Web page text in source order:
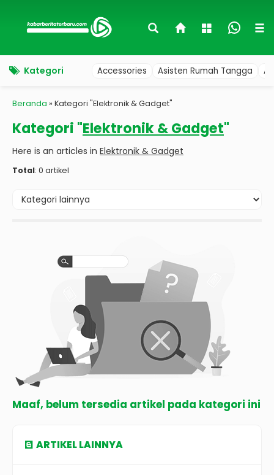
Kategori Accessories Asisten Rumah Tangga
Beranda » Kategori "Elektronik & Gadget"
Kategori "Elektronik & Gadget"
Here is an articles in Elektronik & Gadget
Total: 0 artikel
Maaf, belum tersedia artikel pada kategori ini
ARTIKEL LAINNYA